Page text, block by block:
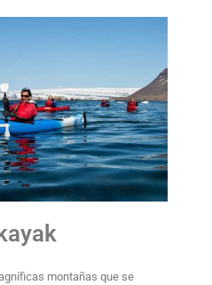
montañas que se